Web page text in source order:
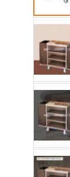
the
gallery